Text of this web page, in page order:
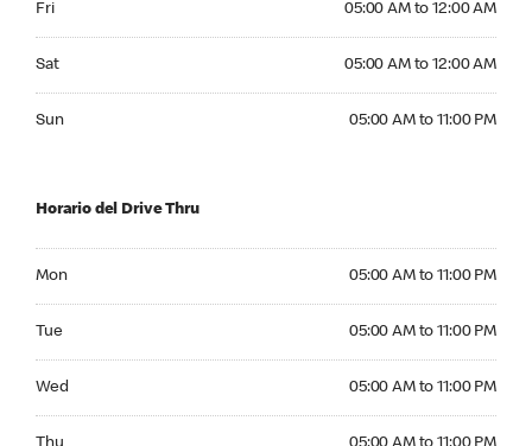
Fri 05:00 AM to 12:00 AM
Sat 05:00 AM to 12:00 AM
Sun 05:00 AM to 11:00 PM
Horario del Drive Thru
Mon 05:00 AM to 11:00 PM
Tue 05:00 AM to 11:00 PM
Wed 05:00 AM to 11:00 PM